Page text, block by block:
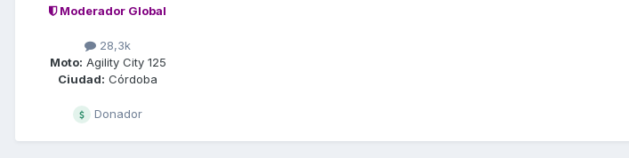
Moderador Global
28,3k
Moto: Agility City 125
Ciudad: Córdoba
Donador